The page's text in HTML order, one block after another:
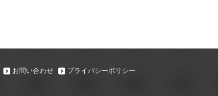
お問い合わせ
プライバシーポリシー